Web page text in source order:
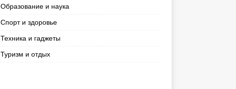
Образование и наука
Спорт и здоровье
Техника и гаджеты
Туризм и отдых